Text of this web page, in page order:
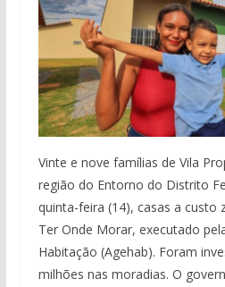
Vinte e nove famílias de Vila
região do Entorno do Distrito
quinta-feira (14), casas a custo
Ter Onde Morar, executado
Habitação (Agehab). Foram
milhões nas moradias. O